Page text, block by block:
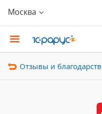
Москва
Отзывы и